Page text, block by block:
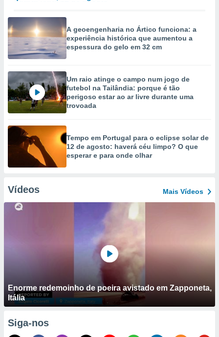
A geoengenharia no Ártico funciona: a
experiência histórica que aumentou a
espessura do gelo em 32 cm
Um raio atinge o campo num jogo de
futebol na Tailândia: porque é tão
perigoso estar ao ar livre durante uma
trovoada
Tempo em Portugal para o eclipse solar de
12 de agosto: haverá céu limpo? O que
esperar e para onde olhar
Vídeos Mais Vídeos
Enorme redemoinho de poeira avistado em Zapponeta,
Itália
Siga-nos